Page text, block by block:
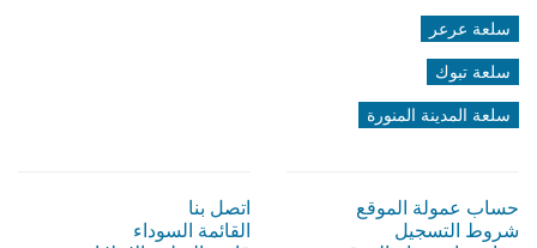
سلعة عرعر
سلعة تبوك
سلعة المدينة المنورة
حساب عمولة الموقع
شروط التسجيل
اتصل بنا
القائمة السوداء